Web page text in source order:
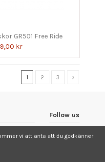
GR501 Free Ride
kr
1 2 3
Follow us
vi att anta att du godkänner